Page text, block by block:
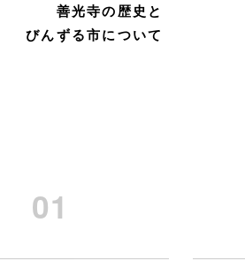
善光寺の歴史と
びんずる市について
01